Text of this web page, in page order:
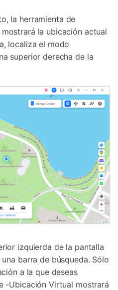
la herramienta de
la ubicación actual
localiza el modo
superior derecha de la
izquierda de la pantalla
barra de búsqueda. Sólo
a la que deseas
-Ubicación Virtual mostrará